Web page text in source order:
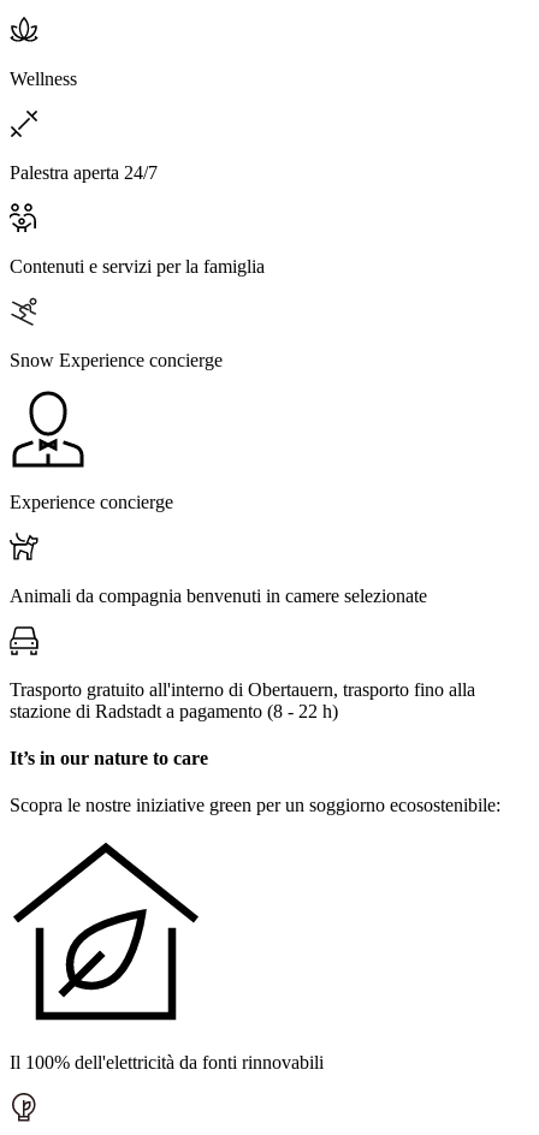
Wellness
Palestra aperta 24/7
Contenuti e servizi per la famiglia
Snow Experience concierge
Experience concierge
Animali da compagnia benvenuti in camere selezionate
Trasporto gratuito all'interno di Obertauern, trasporto fino alla
stazione di Radstadt a pagamento (8 - 22 h)
It’s in our nature to care
Scopra le nostre iniziative green per un soggiorno ecosostenibile:
Il 100% dell'elettricità da fonti rinnovabili